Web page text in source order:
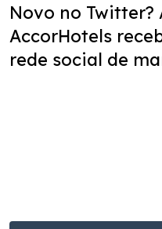
Novo no Twitter?
AccorHotels
rede social de